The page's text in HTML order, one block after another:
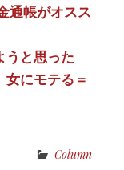
通帳がオスス
うと思った
女にモテる＝
Column